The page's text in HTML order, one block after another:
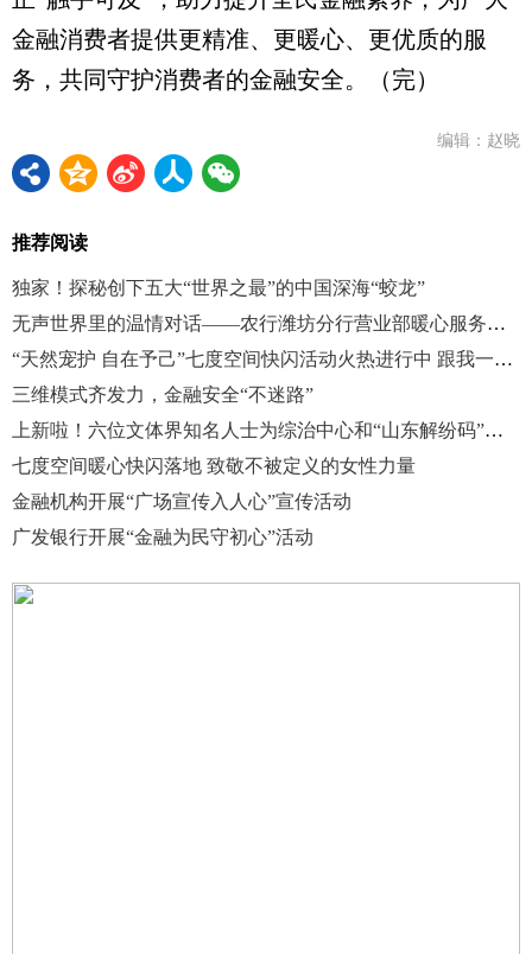
金融消费者提供更精准、更暖心、更优质的服
务，共同守护消费者的金融安全。（完）
编辑：赵晓
推荐阅读
独家！探秘创下五大“世界之最”的中国深海“蛟龙”
无声世界里的温情对话——农行潍坊分行营业部暖心服务聋哑客户纪实
“天然宠护 自在予己”七度空间快闪活动火热进行中 跟我一起来集章抽大奖吧！
三维模式齐发力，金融安全“不迷路”
上新啦！六位文体界知名人士为综治中心和“山东解纷码”代言
七度空间暖心快闪落地 致敬不被定义的女性力量
金融机构开展“广场宣传入人心”宣传活动
广发银行开展“金融为民守初心”活动